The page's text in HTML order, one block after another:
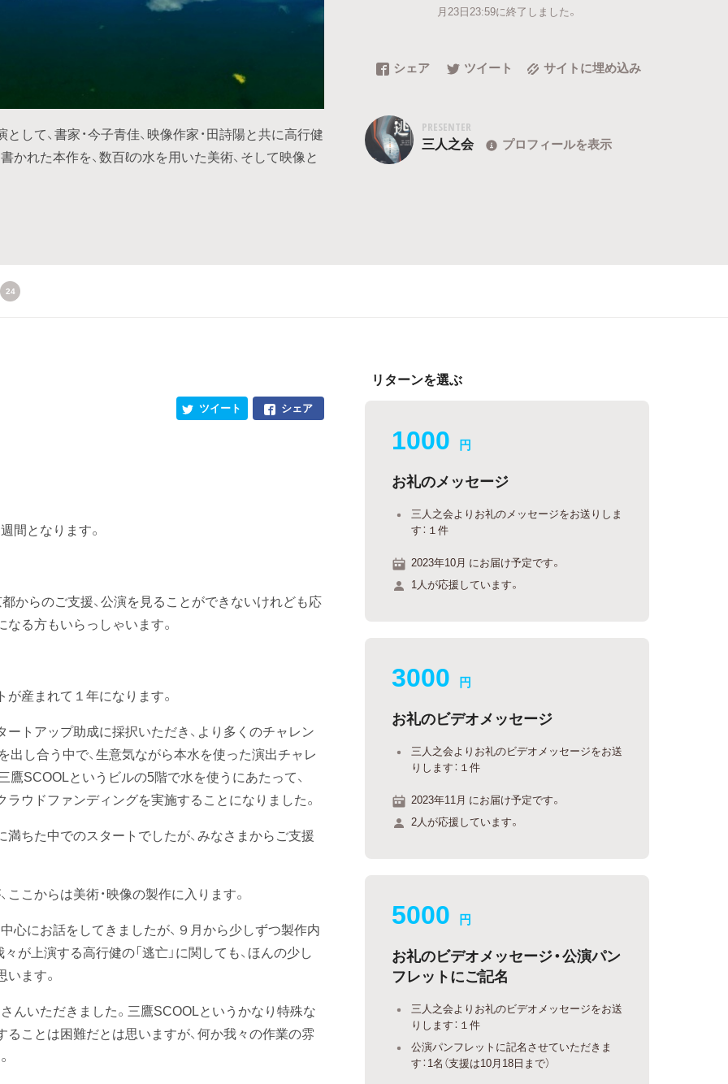
して、書家・今子青佳、映像作家・田詩陽と共に高行健
かれた本作を、数百ℓの水を用いた美術、そして映像と
月23日23:59に終了しました。
シェア ツイート サイトに埋め込み
PRESENTER
三人之会 プロフィールを表示
24
シェア
ツイート
間となります。
からのご支援、公演を見ることができないけれども応
る方もいらっしゃいます。
産まれて１年になります。
トアップ助成に採択いただき、より多くのチャレン
し合う中で、生意気ながら本水を使った演出チャレ
SCOOLというビルの5階で水を使うにあたって、
ウドファンディングを実施することになりました。
ちた中でのスタートでしたが、みなさまからご支援
こからは美術・映像の製作に入ります。
心にお話をしてきましたが、９月から少しずつ製作内
が上演する高行健の「逃亡」に関しても、ほんの少し
ます。
んいただきました。三鷹SCOOLというかなり特殊な
ことは困難だとは思いますが、何か我々の作業の雰
リターンを選ぶ
1000 円
お礼のメッセージ
三人之会よりお礼のメッセージをお送りしま
す：１件
2023年10月 にお届け予定です。
1人が応援しています。
3000 円
お礼のビデオメッセージ
三人之会よりお礼のビデオメッセージをお送
りします：１件
2023年11月 にお届け予定です。
2人が応援しています。
5000 円
お礼のビデオメッセージ・公演パン
フレットにご記名
三人之会よりお礼のビデオメッセージをお送
りします：１件
公演パンフレットに記名させていただきま
す：1名（支援は10月18日まで）